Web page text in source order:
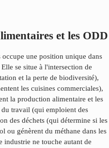
et les ODD
une position unique dans
se situe à l'intersection de
et la perte de biodiversité),
les cuisines commerciales),
la production alimentaire et les
travail (qui emploient des
des déchets (qui détermine si les
ou génèrent du méthane dans les
industrie ne touche autant de